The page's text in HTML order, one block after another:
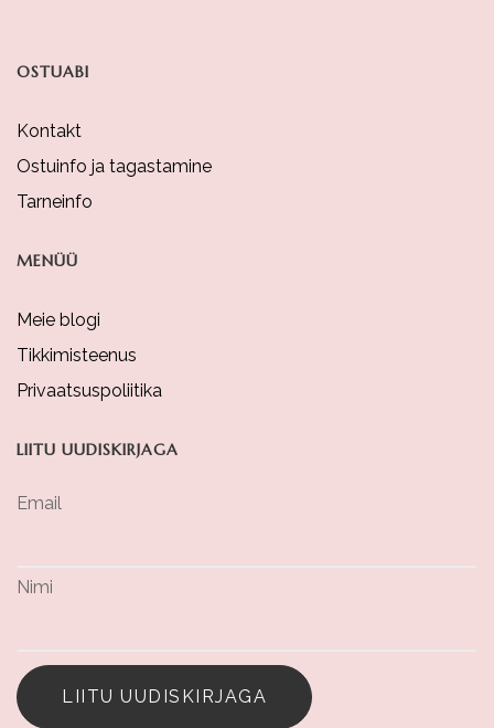
OSTUABI
Kontakt
Ostuinfo ja tagastamine
Tarneinfo
MENÜÜ
Meie blogi
Tikkimisteenus
Privaatsuspoliitika
LIITU UUDISKIRJAGA
Email
Nimi
LIITU UUDISKIRJAGA